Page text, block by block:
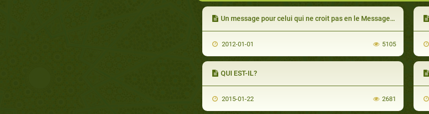
Un message pour celui qui ne croit pas en le Messager d'Allah
2012-01-01 5105
QUI EST-IL?
2015-01-22 2681